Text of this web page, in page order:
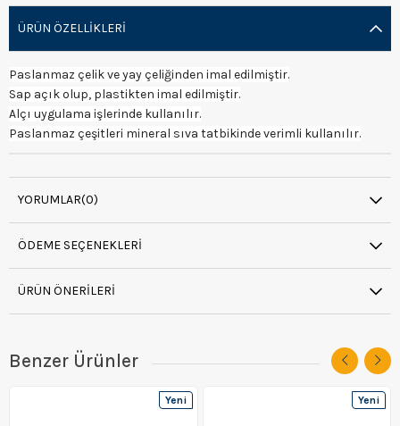
ÜRÜN ÖZELLIKLERI
Paslanmaz çelik ve yay çeliğinden imal edilmiştir.
Sap açık olup, plastikten imal edilmiştir.
Alçı uygulama işlerinde kullanılır.
Paslanmaz çeşitleri mineral sıva tatbikinde verimli kullanılır.
YORUMLAR(0)
ÖDEME SEÇENEKLERI
ÜRÜN ÖNERILERI
Benzer Ürünler
Yeni
Yeni